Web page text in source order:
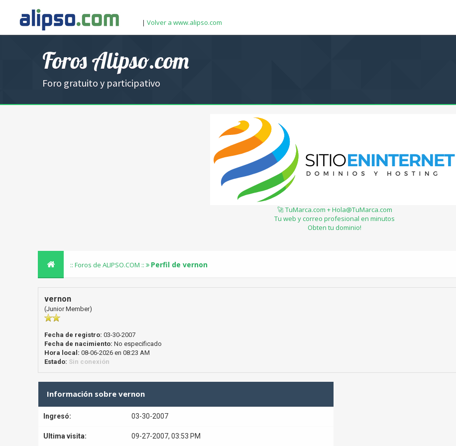
| Volver a www.alipso.com
Foros Alipso.com
Foro gratuito y participativo
🚀 TuMarca.com + Hola@TuMarca.com
Tu web y correo profesional en minutos
Obten tu dominio!
:: Foros de ALIPSO.COM :: Perfil de vernon
vernon
(Junior Member)
Fecha de registro: 03-30-2007
Fecha de nacimiento: No especificado
Hora local: 08-06-2026 en 08:23 AM
Estado: Sin conexión
Información sobre vernon
Ingresó: 03-30-2007
Ultima visita: 09-27-2007, 03:53 PM